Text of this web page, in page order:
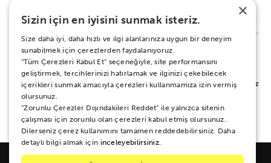
%100 MEMNUNİYET SÖZÜ
Alışverişiniz sırasında ya da sonrasında koşulsuz mutluluğunuz için yanınızdayız.
Her ne sebeple olursa olsun 15 gün boyunca iade ve değişim garantisi Zuhal
Müzik güvencesinde.
×
Sizin için en iyisini sunmak isteriz.
Size daha iyi, daha hızlı ve ilgi alanlarınıza uygun bir deneyim
sunabilmek için çerezlerden faydalanıyoruz.
“Tüm Çerezleri Kabul Et” seçeneğiyle, site performansını
geliştirmek, tercihlerinizi hatırlamak ve ilginizi çekebilecek
içerikleri sunmak amacıyla çerezleri kullanmamıza izin vermiş
olursunuz.
“Zorunlu Çerezler Dışındakileri Reddet” ile yalnızca sitenin
çalışması için zorunlu olan çerezleri kabul etmiş olursunuz.
Dilerseniz çerez kullanımını tamamen reddedebilirsiniz. Daha
detaylı bilgi almak için inceleyebilirsiniz.